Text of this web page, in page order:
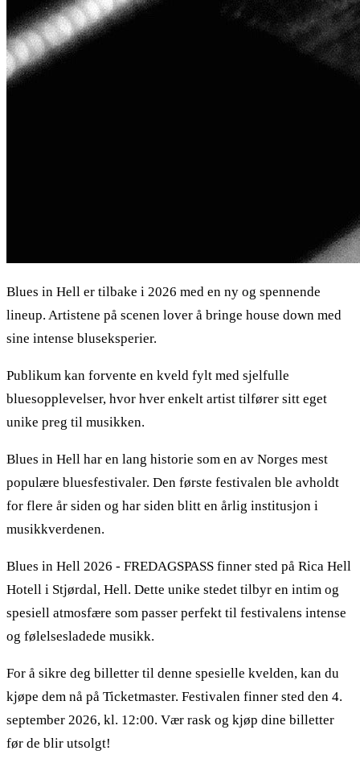
Blues in Hell er tilbake i 2026 med en ny og spennende
lineup. Artistene på scenen lover å bringe house down med
sine intense bluseksperier.
Publikum kan forvente en kveld fylt med sjelfulle
bluesopplevelser, hvor hver enkelt artist tilfører sitt eget
unike preg til musikken.
Blues in Hell har en lang historie som en av Norges mest
populære bluesfestivaler. Den første festivalen ble avholdt
for flere år siden og har siden blitt en årlig institusjon i
musikkverdenen.
Blues in Hell 2026 - FREDAGSPASS finner sted på Rica Hell
Hotell i Stjørdal, Hell. Dette unike stedet tilbyr en intim og
spesiell atmosfære som passer perfekt til festivalens intense
og følelsesladede musikk.
For å sikre deg billetter til denne spesielle kvelden, kan du
kjøpe dem nå på Ticketmaster. Festivalen finner sted den 4.
september 2026, kl. 12:00. Vær rask og kjøp dine billetter
før de blir utsolgt!